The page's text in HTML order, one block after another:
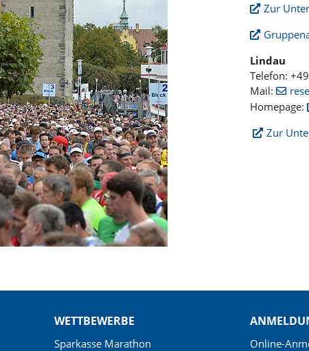
Zur
Lindau
Telefon:
Mail:
Homepage:
Zur
WETTBEWERBE
Sparkasse Marathon
Online-